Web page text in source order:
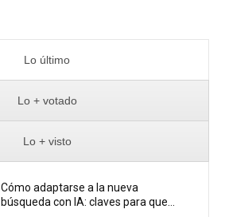
Lo último
Lo + votado
Lo + visto
Cómo adaptarse a la nueva
búsqueda con IA: claves para que...